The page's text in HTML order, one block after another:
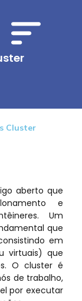
Cluster
aberto que
e
Um
que
em
virtuais) que
O cluster é
de trabalho,
por executar